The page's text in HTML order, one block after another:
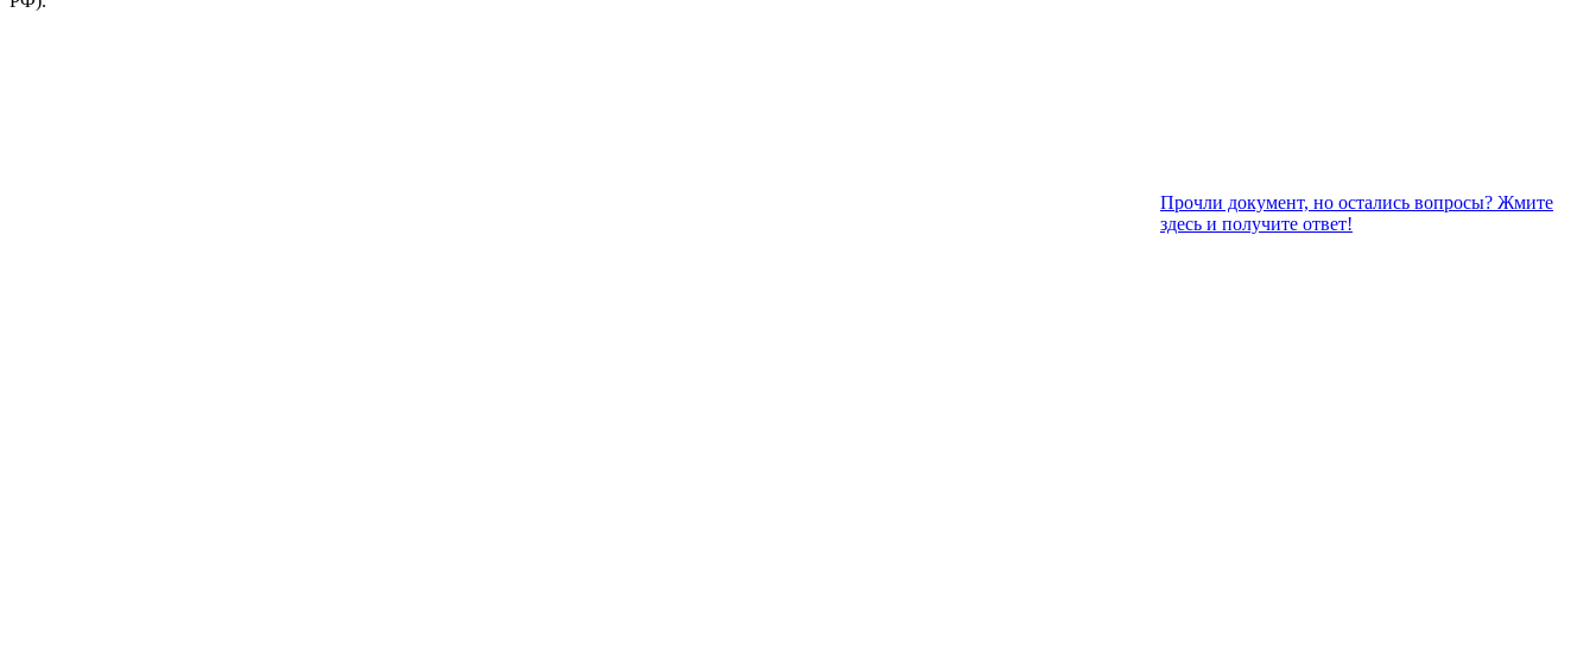
Прочли документ, но остались вопросы? Жмите
здесь и получите ответ!